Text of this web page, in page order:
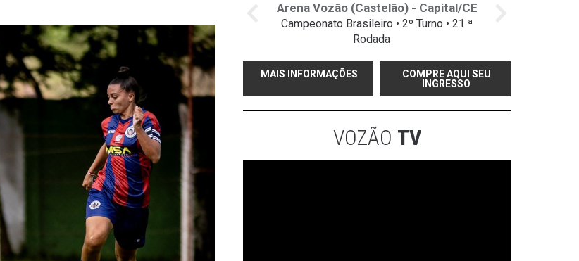
Arena Vozão (Castelão) - Capital/CE
Campeonato Brasileiro • 2º Turno • 21 ª
Rodada
MAIS INFORMAÇÕES
COMPRE AQUI SEU
INGRESSO
VOZÃO TV